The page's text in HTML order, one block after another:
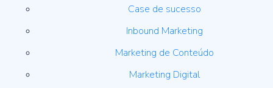
Case de sucesso
Inbound Marketing
Marketing de Conteúdo
Marketing Digital